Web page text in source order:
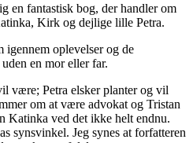
en fantastisk bog, der handler om
Kirk og dejlige lille Petra.
igennem oplevelser og de
en mor eller far.
være; Petra elsker planter og vil
om at være advokat og Tristan
Katinka ved det ikke helt endnu.
synsvinkel. Jeg synes at forfatteren